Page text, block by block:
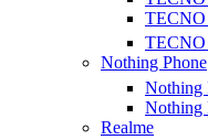
TECNO
TECNO
Nothing Phone
Nothing
Nothing
Realme